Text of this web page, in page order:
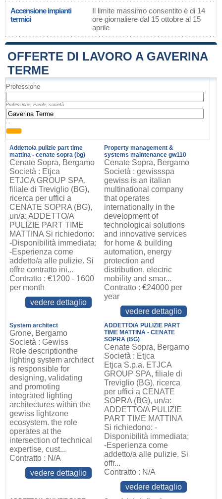
Accensione impianti
termici
Il limite massimo consentito è di 14
ore giornaliere dal 15 ottobre al 15
aprile
OFFERTE DI LAVORO A GAVERINA
TERME
Professione
Professione, Parole, società
, ,
Addetto/a pulizie part time
mattina - cenate sopra (bg)
Cenate Sopra, Bergamo
Società : Etjca
ETJCA GROUP SPA,
filiale di Treviglio (BG),
ricerca per uffici a
CENATE SOPRA (BG),
un/a: ADDETTO/A
PULIZIE PART TIME
MATTINA Si richiedono:
-Disponibilità immediata;
-Esperienza come
addetto/a alle pulizie. Si
offre contratto ini...
Contratto : €1200 - 1600
per month
vedere dettaglio
Property management &
systems maintenance gw110
Cenate Sopra, Bergamo
Società : gewissspa
gewiss is an italian
multinational company
that operates
internationally in the
development of
technological solutions
and innovative services
for home & building
automation, energy
protection and
distribution, electric
mobility and smar...
Contratto : €24000 per
year
vedere dettaglio
System architect
Grone, Bergamo
Società : Gewiss
Role descriptionthe
lighting system architect
is responsible for
designing, validating
and promoting
integrated lighting
architectures within the
gewiss lightzone
ecosystem. the role
operates at the
intersection of technical
expertise, cust...
Contratto : N/A
vedere dettaglio
ADDETTO/A PULIZIE PART
TIME MATTINA - CENATE
SOPRA (BG)
Cenate Sopra, Bergamo
Società : Etjca
Etjca S.p.a. ETJCA
GROUP SPA, filiale di
Treviglio (BG), ricerca
per uffici a CENATE
SOPRA (BG), un/a:
ADDETTO/A PULIZIE
PART TIME MATTINA
Si richiedono: -
Disponibilità immediata;
-Esperienza come
addetto/a alle pulizie. Si
offr...
Contratto : N/A
vedere dettaglio